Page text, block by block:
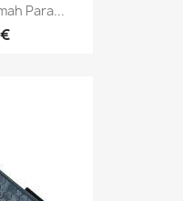
Para...